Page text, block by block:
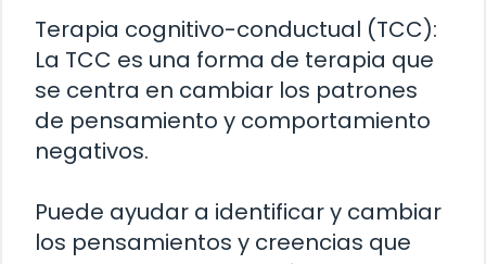
Terapia cognitivo-conductual (TCC):
La TCC es una forma de terapia que
se centra en cambiar los patrones
de pensamiento y comportamiento
negativos.
Puede ayudar a identificar y cambiar
los pensamientos y creencias que